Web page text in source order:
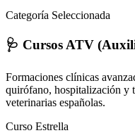
Categoría Seleccionada
🩺 Cursos ATV
Formaciones clínicas
quirófano, hospitalización y
veterinarias españolas.
Curso Estrella